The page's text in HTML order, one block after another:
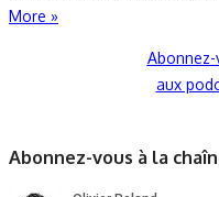
More »
aux
Abonnez-vous à la